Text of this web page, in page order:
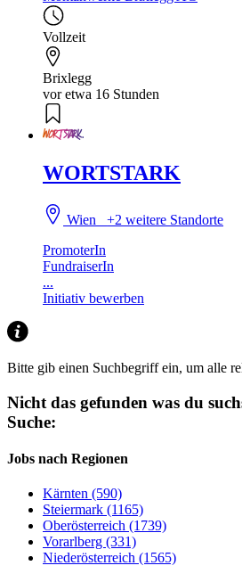
Vollzeit
Brixlegg
vor etwa 16 Stunden
WORTSTARK
Wien+2 weitere Standorte
PromoterIn
FundraiserIn
...
Initiativ bewerben
Bitte gib einen Suchbegriff ein, um alle
Nicht das gefunden was du
Suche:
Jobs nach Regionen
Kärnten (590)
Steiermark (1165)
Oberösterreich (1739)
Vorarlberg (331)
Niederösterreich (1565)